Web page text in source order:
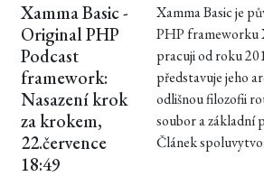
Xamma Basic -
Original PHP
Podcast
framework:
Nasazení krok
za krokem,
22.července
18:49
Xamma Basic je
PHP frameworku
pracuji od roku
představuje jeho
odlišnou filozofii
soubor a základní
Článek